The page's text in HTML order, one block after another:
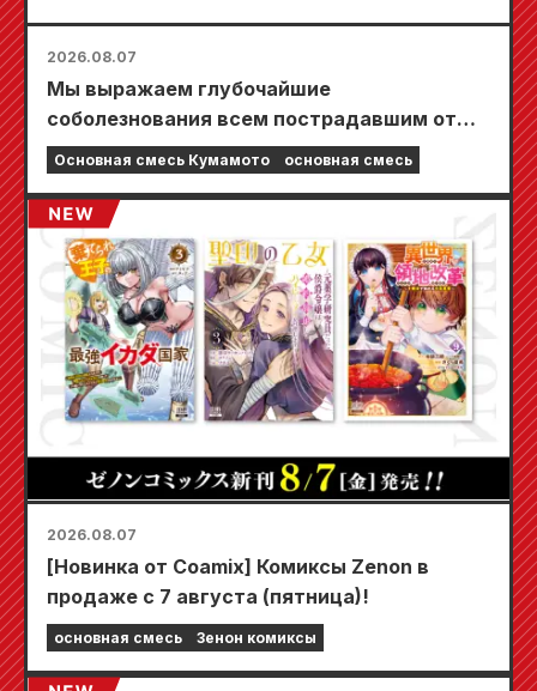
2026.08.07
Мы выражаем глубочайшие
соболезнования всем пострадавшим от
землетрясения в Кумамото в 2026 году.
Основная смесь Кумамото основная смесь
2026.08.07
[Новинка от Coamix] Комиксы Zenon в
продаже с 7 августа (пятница)!
основная смесь Зенон комиксы